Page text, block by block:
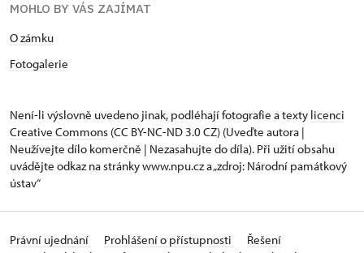
MOHLO BY VÁS ZAJÍMAT
O zámku
Fotogalerie
Není-li výslovně uvedeno jinak, podléhají fotografie a texty licenci
Creative Commons (CC BY-NC-ND 3.0 CZ) (Uveďte autora |
Neužívejte dílo komerčně | Nezasahujte do díla). Při užití obsahu
uvádějte odkaz na stránky www.npu.cz a „zdroj: Národní památkový
ústav“
Právní ujednání Prohlášení o přístupnosti
Řešení